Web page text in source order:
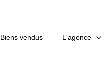
Biens vendus L'agence